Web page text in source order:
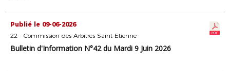
Publié le 09-06-2026
22 - Commission des Arbitres Saint-Etienne
Bulletin d'Information N°42 du Mardi 9 Juin 2026